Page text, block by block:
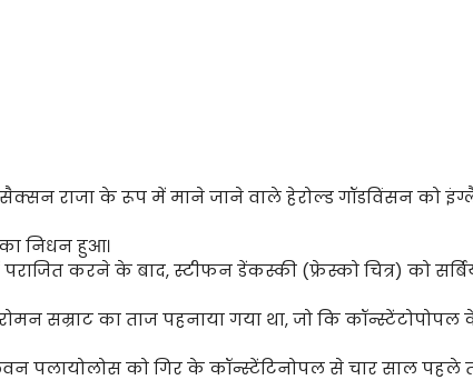
राजा के रूप में माने जाने वाले हेरोल्ड गॉडविंसन को
निधन हुआ।
करने के बाद, स्टीफन डेंकस्की (फ्रेस्को चित्र) को
सम्राट का ताज पहनाया गया था, जो कि कॉन्स्टेंटोपोपल
पलायोलोस को गिर के कॉन्स्टेंटिनोपल से चार साल पहले